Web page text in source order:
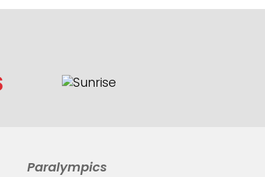
Paralympics